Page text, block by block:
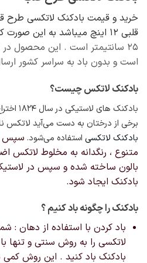
در
محصول
انتخاب
شوند
خرید و قیمت بادکنک لاتکسی طرح
قلبی 12 اینچ میباشد به این صورت که
۲۵ سانتیمتر است . این محصول
است و بدون باد به سراسر کشور
بادکنک لاتکس چیست؟
بادکنک های لاستیکی در سال ۱۸۲۴
برخی از درختان به دست می‌آید لاتکس
بادکنک لاتکسی استفاده می‌شود. سپس
متنوع ، رنگدانه به مخلوط لاتکس
بالون ساخته شده و سپس در
بادکنک ایجاد شود.
بادکنک را چگونه باد کنیم ؟
باد کردن با استفاده از دهان :
لاتکسی را به روش سنتی و تنها
بادکنک باد کنید . این روش